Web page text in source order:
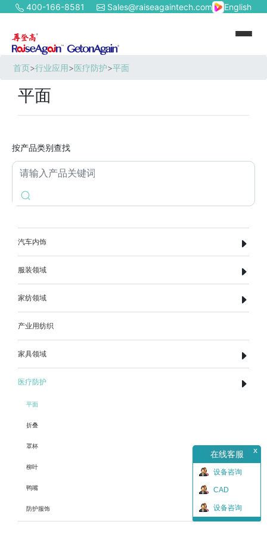
在线客服 x
设备咨询
CAD
设备咨询
400-166-8581 Sales@raiseagaintech.com English
首页>行业应用>医疗防护>平面
按产品类别查找
汽车内饰
服装领域
家纺领域
产业用纺织
家具领域
医疗防护
平面
折叠
罩杯
柳叶
鸭嘴
防护服饰
平面